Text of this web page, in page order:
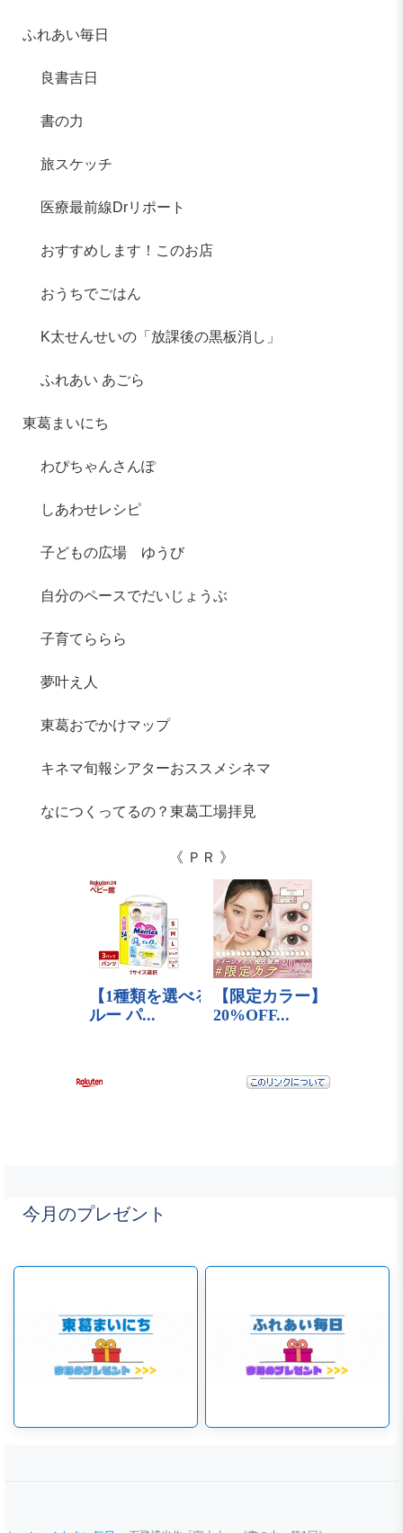
ふれあい毎日
良書吉日
書の力
旅スケッチ
医療最前線Drリポート
おすすめします！このお店
おうちでごはん
K太せんせいの「放課後の黒板消し」
ふれあい あごら
東葛まいにち
わぴちゃんさんぽ
しあわせレシピ
子どもの広場 ゆうび
自分のペースでだいじょうぶ
子育てららら
夢叶え人
東葛おでかけマップ
キネマ旬報シアターおススメシネマ
なにつくってるの？東葛工場拝見
《 ＰＲ 》
今月のプレゼント